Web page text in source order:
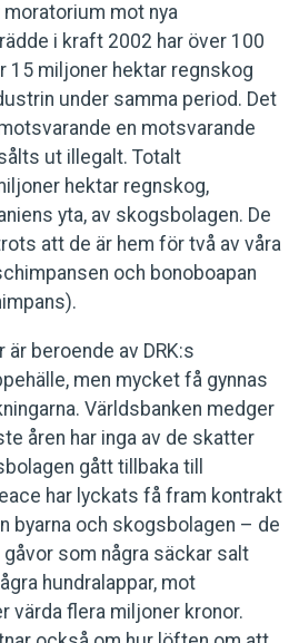
mot nya
i kraft 2002 har över 100
miljoner hektar regnskog
under samma period. Det
en motsvarande
ut illegalt. Totalt
hektar regnskog,
yta, av skogsbolagen. De
att de är hem för två av våra
och bonoboapan
beroende av DRK:s
men mycket få gynnas
Världsbanken medger
åren har inga av de skatter
gått tillbaka till
har lyckats få fram kontrakt
byarna och skogsbolagen – de
som några säckar salt
hundralappar, mot
värda flera miljoner kronor.